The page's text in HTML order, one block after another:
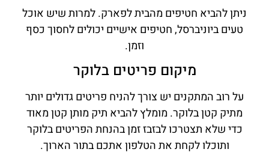
ניתן להביא חטיפים מהבית לפארק. למרות שיש אוכל
טעים ביוניברסל, חטיפים אישיים יכולים לחסוך כסף
וזמן.
מיקום פריטים בלוקר
על רוב המתקנים יש צורך להניח פריטים גדולים יותר
מתיק קטן בלוקר. מומלץ להביא תיק מותן קטן מאוד
כדי שלא תצטרכו לבזבז זמן בהנחת הפריטים בלוקר
ותוכלו לקחת את הטלפון אתכם בתור הארוך.